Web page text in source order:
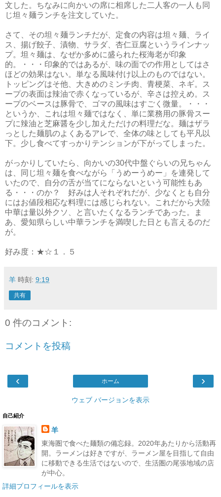
文した。ちなみに向かいの席に相席した二人客の一人も同
じ坦々麺ランチを注文していた。
さて、その坦々麺ランチだが、定食の内容は坦々麺、ライ
ス、揚げ餃子、漬物、サラダ、杏仁豆腐というラインナッ
プ。坦々麺は、なぜか多めに盛られた桜海老が印象
的。・・・印象的ではあるが、味の面での作用としてはさ
ほどの効果はない。単なる風味付け以上のものではない。
トッピングはそ他、大きめのミンチ肉、青梗菜、ネギ。ス
ープの表面は辣油で赤くなっているが、辛さは控えめ。ス
ープのベースは豚骨で、ゴマの風味はすごく微量。・・・
というか、これは坦々麺ではなく、単に業務用の豚骨スー
プに辣油と芝麻醤を少し加えただけの料理だな。麺はザラ
っとした麺肌のよくあるアレで、全体の味としても平凡以
下。少し食べてすっかりテンションが下がってしまった。
がっかりしていたら、向かいの30代中盤ぐらいの兄ちゃん
は、同じ坦々麺を食べながら「うめーうめー」を連発して
いたので、自分の舌が当てにならないという可能性もあ
る・・・のか？ 好みは人それぞれだが、少なくとも自分
にはお値段相応な料理には感じられない。これだから大陸
中華は量以外クソ、と言いたくなるランチであった。ま
あ、愛知県らしい中華ランチを満喫した日とも言えるのだ
が。
好み度：★☆１．５
羊 時刻: 9:19
共有
0 件のコメント:
コメントを投稿
‹ ›
ホーム
ウェブ バージョンを表示
自己紹介
羊
東海圏で食べた麺類の備忘録。2020年あたりから活動再
開。ラーメンは好きですが、ラーメン屋を目指して自由
に移動できる生活ではないので、生活圏の尾張地域の店
が中心。
詳細プロフィールを表示